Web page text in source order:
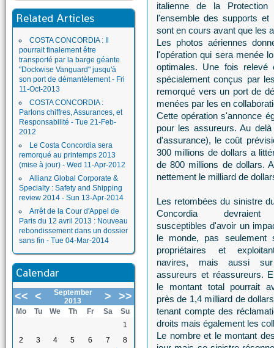
Related Articles
COSTA CONCORDIA : Il
pourrait finalement être
transporté par la barge géante
"Dockwise Vanguard" jusqu'à
son port de démantèlement - Fri
11-Oct-2013
COSTA CONCORDIA :
Parlons chiffres, Assurances, et
Responsabilité - Tue 21-Feb-
2012
Le Costa Concordia sera
remorqué au printemps 2013
(mise à jour) - Wed 11-Apr-2012
Allianz Global Corporate &
Specialty : Safety and Shipping
review 2014 - Sun 13-Apr-2014
Arrêt de la Cour d'Appel de
Paris du 12 avril 2013 : Nouveau
rebondissement dans un dossier
sans fin - Tue 04-Mar-2014
Calendar
<< <
September
2013
> >>
Mo Tu We Th Fr Sa
Su
1
2
3 4 5 6 7
8
italienne de la Protection
l'ensemble des supports
sont en cours avant que les
Les photos aériennes
l'opération qui sera menée
optimales. Une fois
spécialement conçus par
remorqué vers un port de
menées par les en
Cette opération s'annonce
pour les assureurs. Au
d'assurance), le coût
300 millions de dollars a
de 800 millions de dollars.
nettement le milliard de
Les retombées du sinistre
Concordia
susceptibles d'avoir un
le monde, pas seulement
propriétaires et
navires, mais aussi
assureurs et réassureurs.
le montant total pourrait
près de 1,4 milliard de
tenant compte des
droits mais également les
Le nombre et le montant